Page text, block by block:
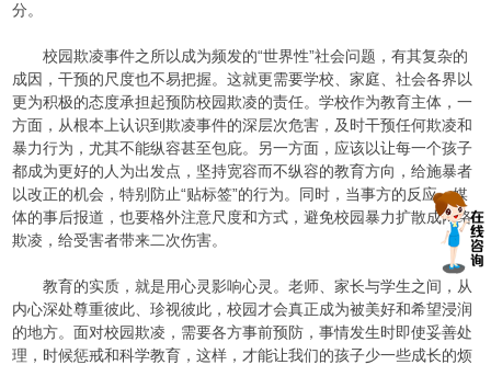
分。
校园欺凌事件之所以成为频发的“世界性”社会问题，有其复杂的
成因，干预的尺度也不易把握。这就更需要学校、家庭、社会各界以
更为积极的态度承担起预防校园欺凌的责任。学校作为教育主体，一
方面，从根本上认识到欺凌事件的深层次危害，及时干预任何欺凌和
暴力行为，尤其不能纵容甚至包庇。另一方面，应该以让每一个孩子
都成为更好的人为出发点，坚持宽容而不纵容的教育方向，给施暴者
以改正的机会，特别防止“贴标签”的行为。同时，当事方的反应、媒
体的事后报道，也要格外注意尺度和方式，避免校园暴力扩散成网络
欺凌，给受害者带来二次伤害。
教育的实质，就是用心灵影响心灵。老师、家长与学生之间，从
内心深处尊重彼此、珍视彼此，校园才会真正成为被美好和希望浸润
的地方。面对校园欺凌，需要各方事前预防，事情发生时即使妥善处
理，时候惩戒和科学教育，这样，才能让我们的孩子少一些成长的烦